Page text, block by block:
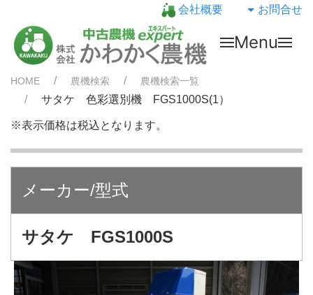
会社概要 お問合せ
Menu
HOME 農機検索 農機検索一覧
サタケ 色彩選別機 FGS1000S(1）
※表示価格は税込となります。
メーカー/型式
サタケ FGS1000S